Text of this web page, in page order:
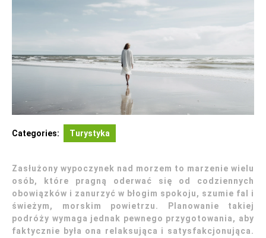
Categories: Turystyka
Zasłużony wypoczynek nad morzem to marzenie wielu
osób, które pragną oderwać się od codziennych
obowiązków i zanurzyć w błogim spokoju, szumie fal i
świeżym, morskim powietrzu. Planowanie takiej
podróży wymaga jednak pewnego przygotowania, aby
faktycznie była ona relaksująca i satysfakcjonująca.